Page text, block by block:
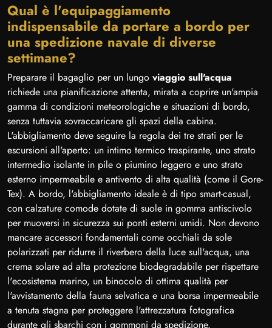
Qual è l'equipaggiamento
indispensabile da portare a bordo per
una spedizione navale di diverse
settimane?
Preparare il bagaglio per un lungo viaggio sull'acqua
richiede una pianificazione attenta, mirata a coprire un'ampia
gamma di condizioni meteorologiche e situazioni di bordo,
senza tuttavia sovraccaricare gli spazi della cabina.
L'abbigliamento deve seguire la regola dei tre strati per le
escursioni all'aperto: un intimo termico traspirante, uno strato
intermedio isolante in pile o piumino leggero e uno strato
esterno impermeabile e antivento di alta qualità (come il Gore-
Tex). A bordo, l'abbigliamento ideale è di tipo smart-casual,
con calzature comode dotate di suole in gomma antiscivolo
per muoversi in sicurezza sui ponti esterni umidi. Non devono
mancare accessori fondamentali come occhiali da sole
polarizzati per ridurre il riverbero della luce sull'acqua, una
crema solare ad alta protezione biodegradabile per rispettare
l'ecosistema marino, un binocolo di ottima qualità per
l'avvistamento della fauna selvatica e una borsa impermeabile
a tenuta stagna per proteggere l'attrezzatura fotografica
durante gli sbarchi con i gommoni da spedizione.